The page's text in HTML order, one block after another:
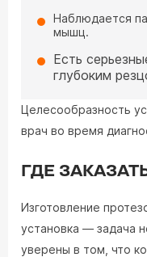
Наблюдается
мышц.
Есть
глубоким
Целесообразность
врач во время
ГДЕ
Изготовление
установка — задача
уверены в том, что